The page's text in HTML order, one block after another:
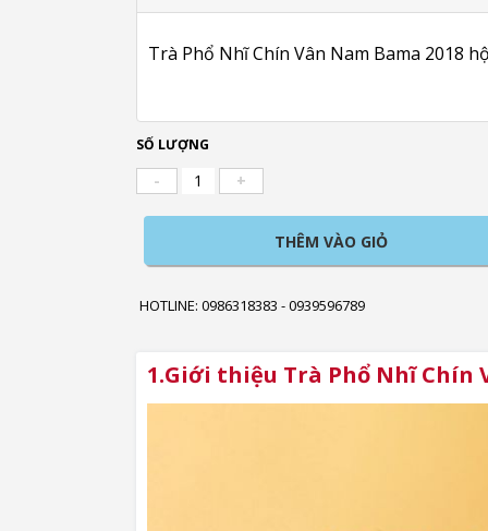
Trà Phổ Nhĩ Chín Vân Nam Bama 2018
SỐ LƯỢNG
- +
THÊM VÀO GIỎ
HOTLINE: 0986318383 - 0939596789
1.Giới thiệu Trà Phổ Nhĩ Chín